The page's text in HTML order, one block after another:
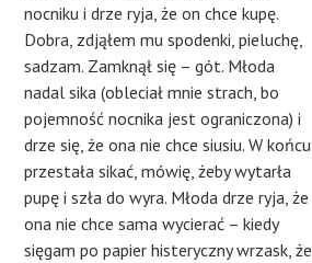
nocniku i drze ryja, że on chce kupę.
Dobra, zdjąłem mu spodenki, pieluchę,
sadzam. Zamknął się – gót. Młoda
nadal sika (obleciał mnie strach, bo
pojemność nocnika jest ograniczona) i
drze się, że ona nie chce siusiu. W końcu
przestała sikać, mówię, żeby wytarła
pupę i szła do wyra. Młoda drze ryja, że
ona nie chce sama wycierać – kiedy
sięgam po papier histeryczny wrzask, że